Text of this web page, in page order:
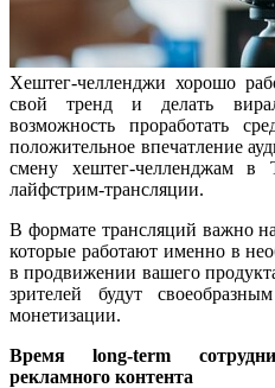
Хештег-челленджи хорошо
свой тренд и делать
возможность проработать
положительное впечатление
смену хештег-челленджам в
лайфстрим-трансляции.
В формате трансляций важно
которые работают именно в
в продвижении вашего
зрителей будут
монетизации.
Время long-term
рекламного контента